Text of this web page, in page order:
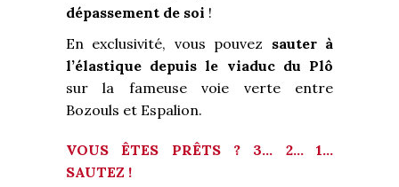
dépassement de soi !
En exclusivité, vous pouvez sauter à
l’élastique depuis le viaduc du Plô
sur la fameuse voie verte entre
Bozouls et Espalion.
VOUS ÊTES PRÊTS ? 3… 2… 1…
SAUTEZ !